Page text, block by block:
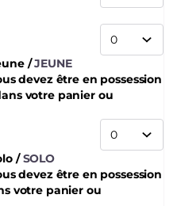
JEUNE
devez être en possession
votre panier ou
SOLO
devez être en possession
votre panier ou